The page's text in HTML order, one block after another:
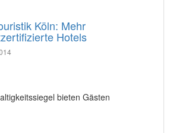
Köln: Mehr
Hotels
bieten Gästen